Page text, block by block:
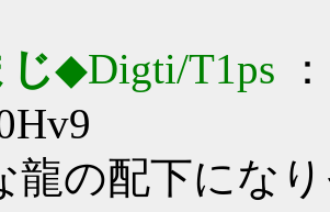
じ◆Digti/T1ps
龍の配下にな